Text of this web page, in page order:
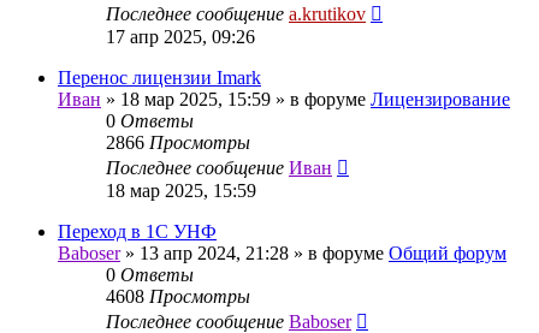
Последнее сообщение a.krutikov
17 апр 2025, 09:26
Перенос лицензии Imark
Иван » 18 мар 2025, 15:59 » в форуме Лицензирование
0 Ответы
2866 Просмотры
Последнее сообщение Иван
18 мар 2025, 15:59
Переход в 1С УНФ
Baboser» 13 апр 2024, 21:28 » в форуме Общий форум
0 Ответы
4608 Просмотры
Последнее сообщение Baboser